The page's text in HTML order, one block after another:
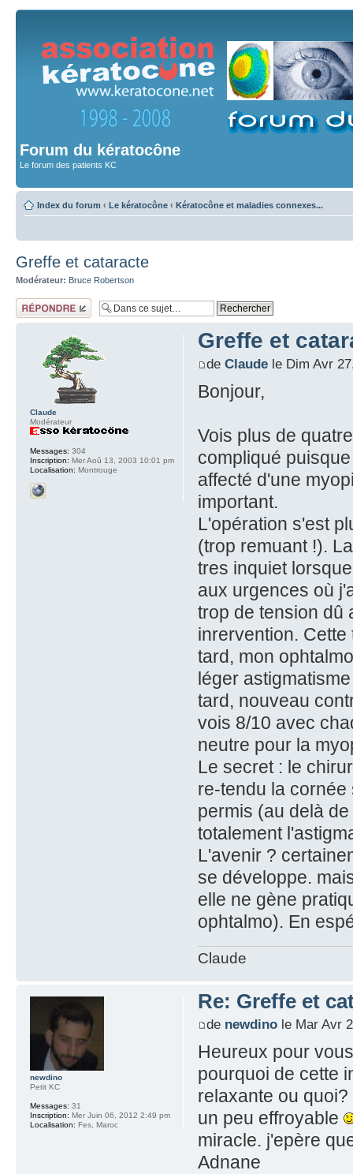
Forum du kératocône
Le forum des patients KC
Index du forum ‹ Le kératocône ‹ Kératocône et maladies connexes...
Greffe et cataracte
Modérateur: Bruce Robertson
Répondre
Greffe et
de Claudele Dim Avr
Bonjour,
Vois plus de
compliqué
affecté d'une
important.
L'opération s'est
(trop remuant !).
tres inquiet
aux urgences où
trop de tension dû
inrervention.
tard, mon
léger
tard, nouveau
vois 8/10 avec
neutre pour la
Le secret : le
re-tendu la
permis (au delà
totalement
L'avenir ?
se développe.
elle ne gène
ophtalmo). En
Claude
Claude
Modérateur
Messages: 304
Inscription: Mer Aoû 13, 2003 10:01 pm
Localisation: Montrouge
Re: Greffe et
de newdinole Mar Avr
Heureux pour
pourquoi de cette
relaxante ou
un peu effroyable
miracle. j'epère
Adnane
newdino
Petit KC
Messages: 31
Inscription: Mer Juin 06, 2012 2:49 pm
Localisation: Fes, Maroc